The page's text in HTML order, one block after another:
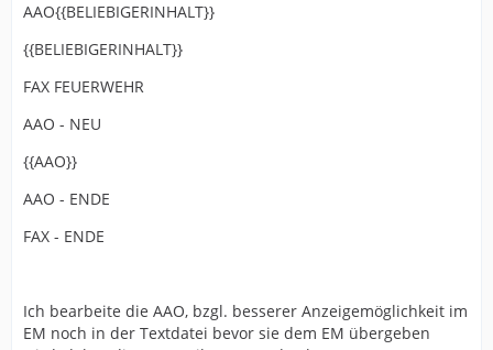
AAO{{BELIEBIGERINHALT}}
{{BELIEBIGERINHALT}}
FAX FEUERWEHR
AAO - NEU
{{AAO}}
AAO - ENDE
FAX - ENDE
Ich bearbeite die AAO, bzgl. besserer Anzeigemöglichkeit im
EM noch in der Textdatei bevor sie dem EM übergeben